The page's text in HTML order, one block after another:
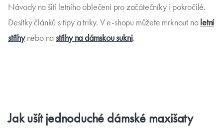
Návody na šití letního oblečení pro začátečníky i pokročilé.
Desítky článků s tipy a triky. V e-shopu můžete mrknout naletní
střihynebo nastřihy na dámskou sukni.
Jak ušít jednoduché dámské maxišaty